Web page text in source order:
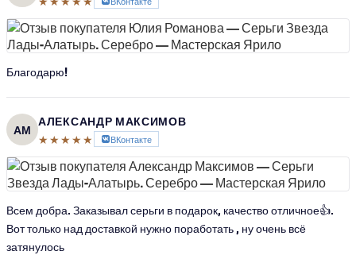
Благодарю!
АМ
АЛЕКСАНДР МАКСИМОВ
★★★★★
ВКонтакте
Всем добра. Заказывал серьги в подарок, качество отличное👍.
Вот только над доставкой нужно поработать , ну очень всё
затянулось